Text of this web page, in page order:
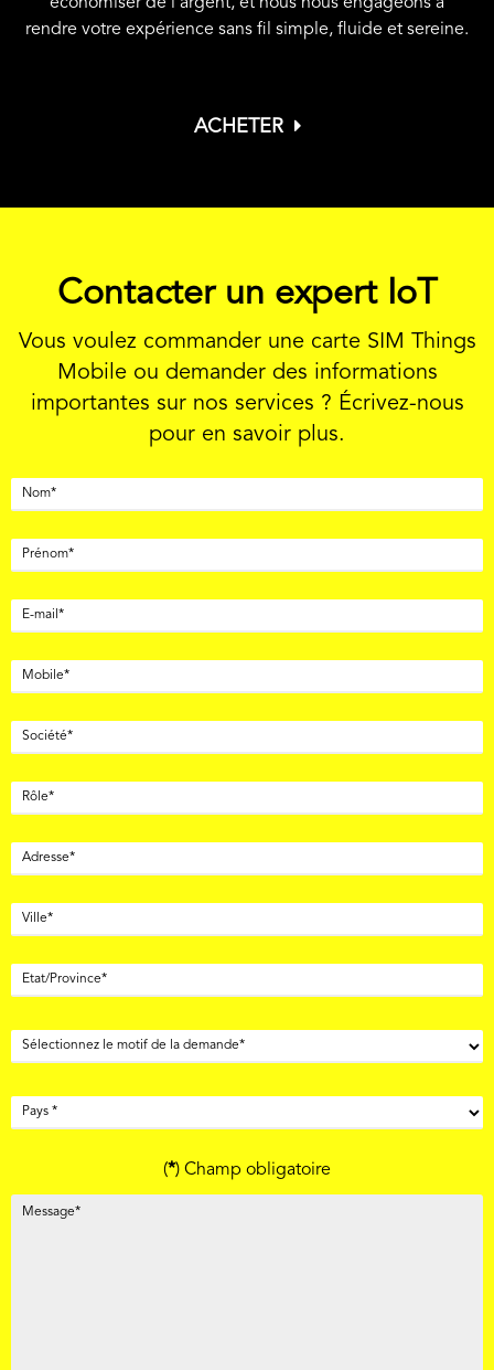
rendre votre expérience sans fil simple, fluide et sereine.
ACHETER
Contacter un expert IoT
Vous voulez commander une carte SIM Things
Mobile ou demander des informations
importantes sur nos services ? Écrivez-nous
pour en savoir plus.
(*) Champ obligatoire